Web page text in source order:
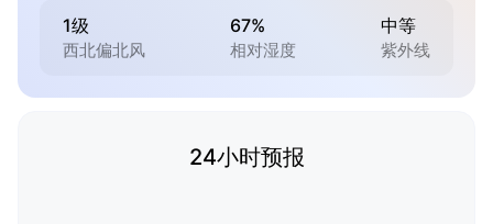
1级
西北偏北风
67%
相对湿度
中等
紫外线
24小时预报